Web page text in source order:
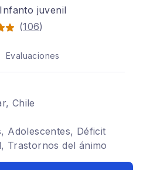
juvenil
(106)
Evaluaciones
Chile
Adolescentes, Déficit
Trastornos del ánimo